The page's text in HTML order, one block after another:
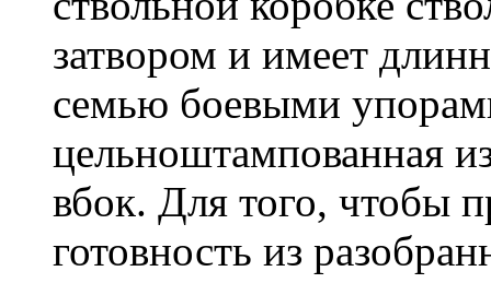
затвором и имеет
семью боевыми
цельноштампованная
вбок. Для того, чтобы
готовность из